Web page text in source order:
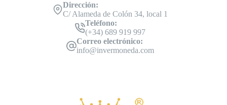
Dirección:
C/ Alameda de Colón 34, local 1
Teléfono:
(+34) 689 919 997
Correo electrónico:
info@invermoneda.com